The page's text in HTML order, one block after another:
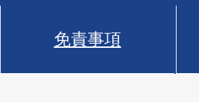
免責事項